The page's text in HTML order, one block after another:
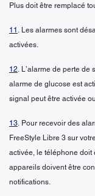
Plus doit être remplacé
11 . Les alarmes sont
activées.
12. L’alarme de perte
alarme de glucose est
signal peut être activée
13. Pour recevoir des
FreeStyle Libre 3 sur
activée, le téléphone doit
appareils doivent être
notifications.